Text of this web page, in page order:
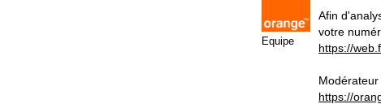
Equipe
Afin
votre
https://
https://